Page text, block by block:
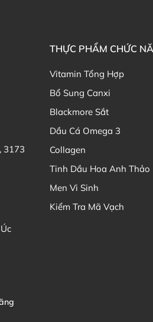
Thành
For Baby
Hướng
Bảo
* Lưu
thế cho
3173
THỰC PHẨM CHỨC
Vitamin Tổng Hợp
Bổ Sung Canxi
Blackmore Sắt
Dầu Cá Omega 3
Collagen
Tinh Dầu Hoa Anh Thảo
Men Vi Sinh
Kiểm Tra Mã Vạch